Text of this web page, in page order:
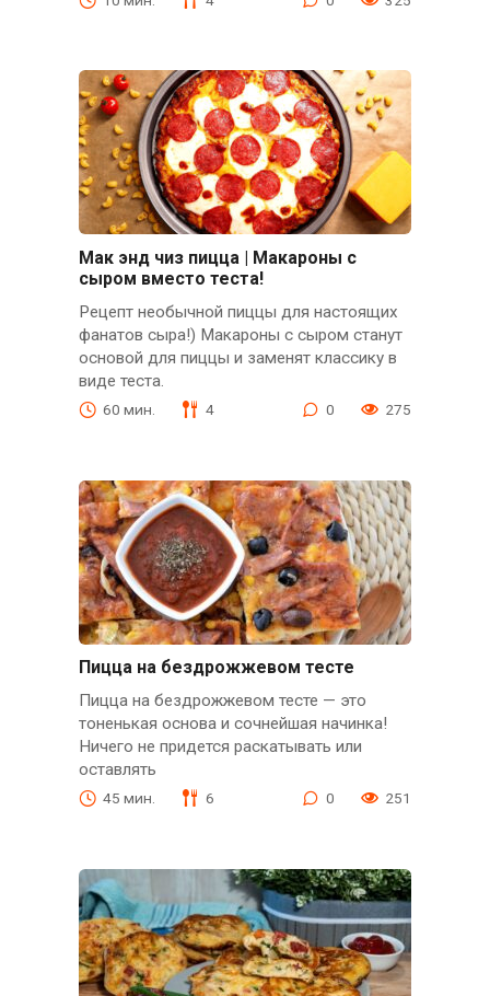
Мак энд чиз пицца | Макароны с
сыром вместо теста!
Рецепт необычной пиццы для настоящих
фанатов сыра!) Макароны с сыром станут
основой для пиццы и заменят классику в
виде теста.
60 мин. 4 0 275
Пицца на бездрожжевом тесте
Пицца на бездрожжевом тесте — это
тоненькая основа и сочнейшая начинка!
Ничего не придется раскатывать или
оставлять
45 мин. 6 0 251